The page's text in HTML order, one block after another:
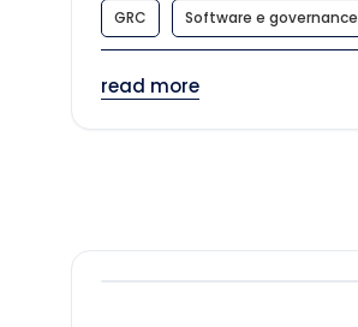
GRC Software e governance
read more